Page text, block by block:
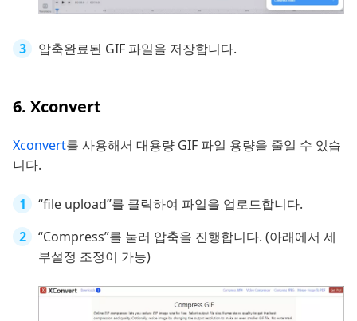
압축완료된 GIF 파일을 저장합니다.
6. Xconvert
Xconvert를 사용해서 대용량 GIF 파일 용량을 줄일 수 있습
니다.
“file upload”를 클릭하여 파일을 업로드합니다.
“Compress”를 눌러 압축을 진행합니다. (아래에서 세
부설정 조정이 가능)